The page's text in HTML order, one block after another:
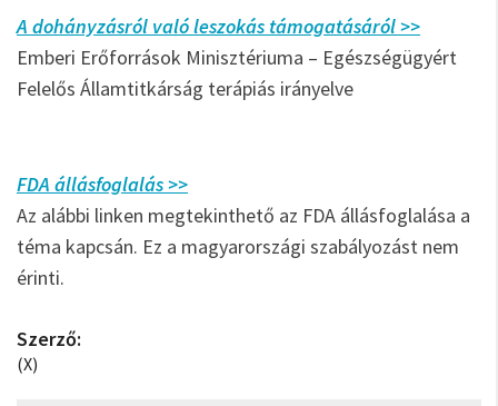
A dohányzásról való leszokás támogatásáról >>
Emberi Erőforrások Minisztériuma – Egészségügyért
Felelős Államtitkárság terápiás irányelve
FDA állásfoglalás >>
Az alábbi linken megtekinthető az FDA állásfoglalása a
téma kapcsán. Ez a magyarországi szabályozást nem
érinti.
Szerző:
(X)